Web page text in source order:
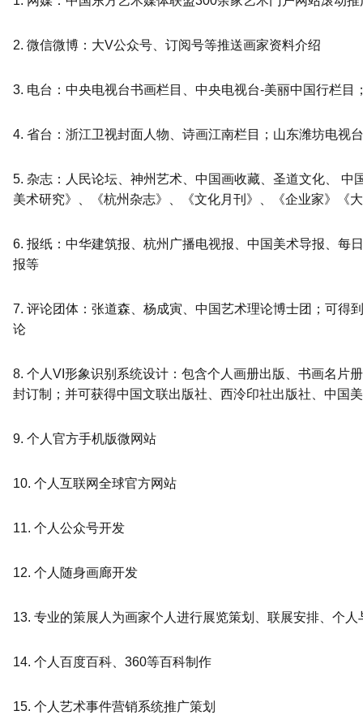
2. 微信微博：大V公众号、订阅号等推送画家资料介绍
3. 电台：中央电视台书画栏目、中央电视台-美丽中国行栏目
4. 省台：浙江卫视封面人物、诗画江南栏目；山东潍坊电视
5. 杂志：人民论坛、神州艺术、中国画收藏、圣道文化、 中
美术研究》、《杭州杂志》、《文化月刊》、《企业家》《
6. 报纸：中华建筑报、杭州广播电视报、中国美术导报、每
报等
7. 评论团体：张道森、杨成寅、中国艺术理论博士团；可得
论
8. 个人VI形象识别系统设计：包含个人画册出版、书画名片
封订制；并可获得中国文联出版社、西泠印社出版社、中国
9. 个人官方手机版微网站
10. 个人互联网全球官方网站
11. 个人公众号开发
12. 个人随身画廊开发
13. 专业的策展人为画家个人进行展览策划、联展安排、个
14. 个人百度百科、360等百科制作
15. 个人艺术事件营销系统推广策划